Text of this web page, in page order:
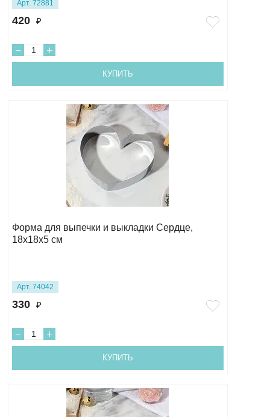
Арт. 72881
420 ₽
КУПИТЬ
Форма для выпечки и выкладки Сердце,
18х18х5 см
Арт. 74042
330 ₽
КУПИТЬ